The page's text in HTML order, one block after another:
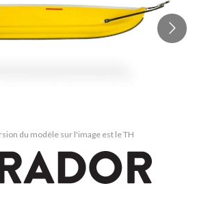
du modèle sur l'image est le TH